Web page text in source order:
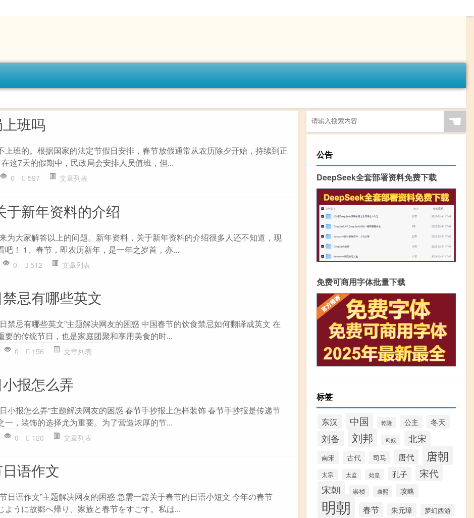
班吗
上班的。根据国家的法定节假日安排，春节放假通常从农历除夕开始，持续到正
这7天的假期中，民政局会安排人员值班，但...
0 597 文章列表
于新年资料的介绍
为大家解答以上的问题。新年资料，关于新年资料的介绍很多人还不知道，现
吧！ 1、春节，即农历新年，是一年之岁首，亦...
0 512 文章列表
忌有哪些英文
禁忌有哪些英文”主题解决网友的困惑 中国春节的饮食禁忌如何翻译成英文 在
要的传统节日，也是家庭团聚和享用美食的时...
0 156 文章列表
报怎么弄
小报怎么弄”主题解决网友的困惑 春节手抄报上怎样装饰 春节手抄报是传递节
一，装饰的选择尤为重要。为了营造浓厚的节...
0 120 文章列表
语作文
日语作文”主题解决网友的困惑 急需一篇关于春节的日语小短文 今年の春节
ように故郷へ帰り、家族と春节をすごす。私は...
☚
公告
DeepSeek全套部署资料免费下载
免费可商用字体批量下载
标签
东汉 中国 乾隆 公主 冬天
刘备 刘邦 匈奴 北宋
南宋 古代 司马 唐代 唐朝
太宗 太监 始皇 孔子 宋代
宋朝 崇祯 康熙 攻略
明朝 春节 朱元璋 梦幻西游